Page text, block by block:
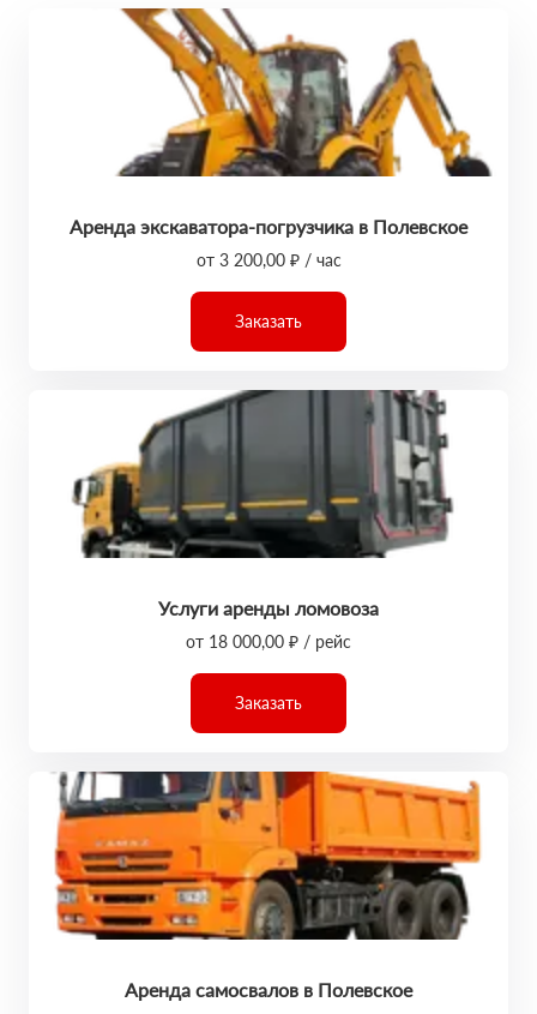
Аренда экскаватора-погрузчика в Полевское
от 3 200,00 ₽ / час
Заказать
Услуги аренды ломовоза
от 18 000,00 ₽ / рейс
Заказать
Аренда самосвалов в Полевское